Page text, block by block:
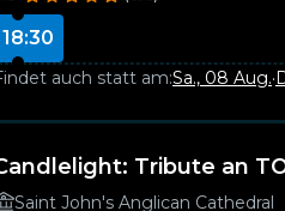
18:30
auch statt am:Sa., 08 Aug.·
Tribute an
Saint John's Anglican Cathedral